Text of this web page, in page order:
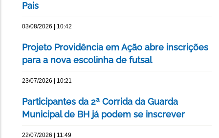
Pais
03/08/2026 | 10:42
Projeto Providência em Ação abre inscrições
para a nova escolinha de futsal
23/07/2026 | 10:21
Participantes da 2ª Corrida da Guarda
Municipal de BH já podem se inscrever
22/07/2026 | 11:49